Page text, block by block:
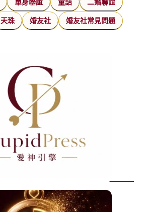
單身聯誼 童話 二婚聯誼
天珠 婚友社 婚友社常見問題